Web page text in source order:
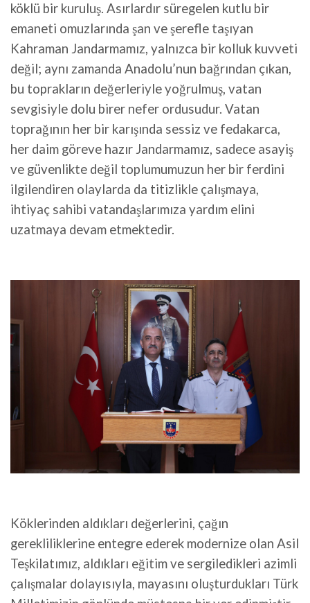
köklü bir kuruluş. Asırlardır süregelen kutlu bir
emaneti omuzlarında şan ve şerefle taşıyan
Kahraman Jandarmamız, yalnızca bir kolluk kuvveti
değil; aynı zamanda Anadolu’nun bağrından çıkan,
bu toprakların değerleriyle yoğrulmuş, vatan
sevgisiyle dolu birer nefer ordusudur. Vatan
toprağının her bir karışında sessiz ve fedakarca,
her daim göreve hazır Jandarmamız, sadece asayiş
ve güvenlikte değil toplumumuzun her bir ferdini
ilgilendiren olaylarda da titizlikle çalışmaya,
ihtiyaç sahibi vatandaşlarımıza yardım elini
uzatmaya devam etmektedir.
Köklerinden aldıkları değerlerini, çağın
gerekliliklerine entegre ederek modernize olan Asil
Teşkilatımız, aldıkları eğitim ve sergiledikleri azimli
çalışmalar dolayısıyla, mayasını oluşturdukları Türk